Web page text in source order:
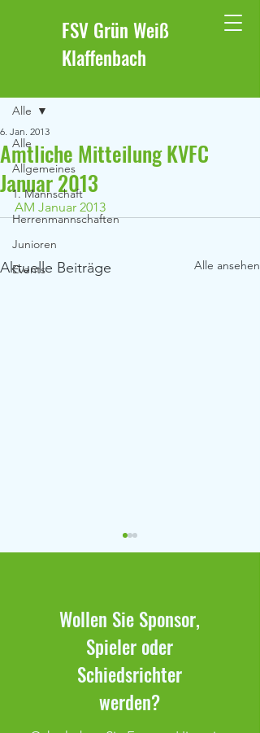
FSV Grün Weiß
Klaffenbach
Alle
Allgemeines
1. Mannschaft
Herrenmannschaften
Junioren
Events
Alle
Amtliche Mitteilung KVFC
Januar 2013
6. Jan. 2013
AM Januar 2013
Aktuelle Beiträge Alle ansehen
Schnuppertraining beim FSV
Klaffenbach
Wollen Sie Sponsor,
Spieler oder
Schiedsrichter
werden?